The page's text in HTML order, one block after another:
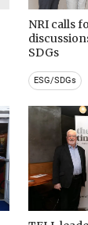
NRI calls
SDGs
ESG/SDGs